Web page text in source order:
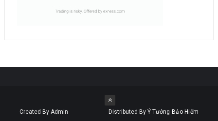
Created By Admin Distributed By Ý Tưởng Bảo Hiểm